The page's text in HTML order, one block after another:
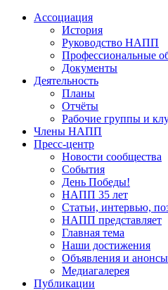
Ассоциация
История
Руководство НАПП
Профессиональные
Документы
Деятельность
Планы
Отчёты
Рабочие группы и
Члены НАПП
Пресс-центр
Новости сообщества
События
День Победы!
НАПП 35 лет
Статьи, интервью,
НАПП представляет
Главная тема
Наши достижения
Объявления и анонсы
Медиагалерея
Публикации